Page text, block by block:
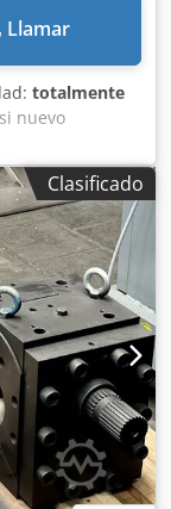
Llamar
totalmente
nuevo
el equipo
45 mm
(agitador)
• Tolva
•
0,55 kW El
a
Clasificado